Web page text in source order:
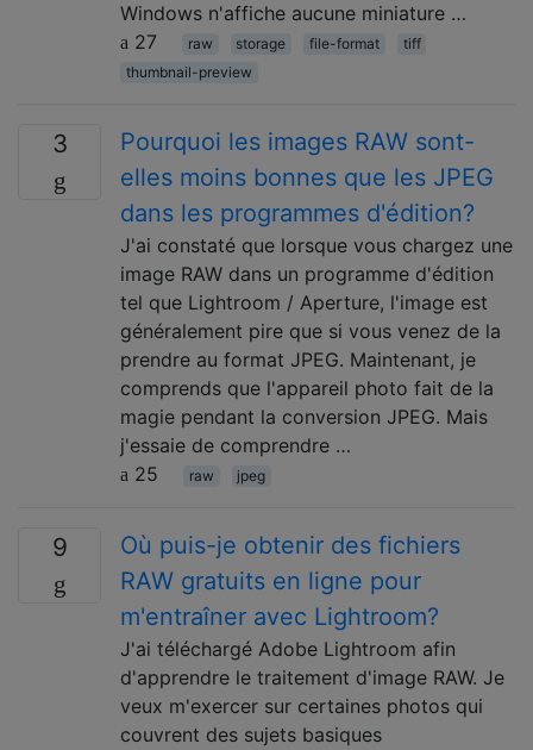
Windows n'affiche aucune miniature …
27
raw storage file-format
tiff
thumbnail-preview
3
Pourquoi les images RAW sont-
elles moins bonnes que les JPEG
dans les programmes d'édition?
J'ai constaté que lorsque vous chargez une
image RAW dans un programme d'édition
tel que Lightroom / Aperture, l'image est
généralement pire que si vous venez de la
prendre au format JPEG. Maintenant, je
comprends que l'appareil photo fait de la
magie pendant la conversion JPEG. Mais
j'essaie de comprendre …
25
raw jpeg
9
Où puis-je obtenir des fichiers
RAW gratuits en ligne pour
m'entraîner avec Lightroom?
J'ai téléchargé Adobe Lightroom afin
d'apprendre le traitement d'image RAW. Je
veux m'exercer sur certaines photos qui
couvrent des sujets basiques